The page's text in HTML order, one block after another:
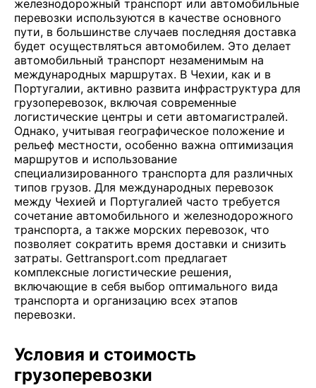
железнодорожный транспорт или автомобильные
перевозки используются в качестве основного
пути, в большинстве случаев последняя доставка
будет осуществляться автомобилем. Это делает
автомобильный транспорт незаменимым на
международных маршрутах. В Чехии, как и в
Португалии, активно развита инфраструктура для
грузоперевозок, включая современные
логистические центры и сети автомагистралей.
Однако, учитывая географическое положение и
рельеф местности, особенно важна оптимизация
маршрутов и использование
специализированного транспорта для различных
типов грузов. Для международных перевозок
между Чехией и Португалией часто требуется
сочетание автомобильного и железнодорожного
транспорта, а также морских перевозок, что
позволяет сократить время доставки и снизить
затраты. Gettransport.com предлагает
комплексные логистические решения,
включающие в себя выбор оптимального вида
транспорта и организацию всех этапов
перевозки.
Условия и стоимость
грузоперевозки